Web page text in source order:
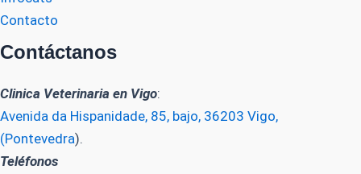
Contacto
Contáctanos
Clinica Veterinaria en Vigo:
Avenida da Hispanidade, 85, bajo, 36203 Vigo,
(Pontevedra).
Teléfonos